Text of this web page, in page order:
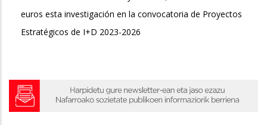
euros esta investigación en la convocatoria de Proyectos
Estratégicos de I+D 2023-2026